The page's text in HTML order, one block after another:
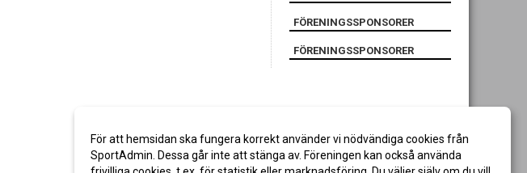
FÖRENINGSSPONSORER
FÖRENINGSSPONSORER
För att hemsidan ska fungera korrekt använder vi nödvändiga cookies från
SportAdmin. Dessa går inte att stänga av. Föreningen kan också använda